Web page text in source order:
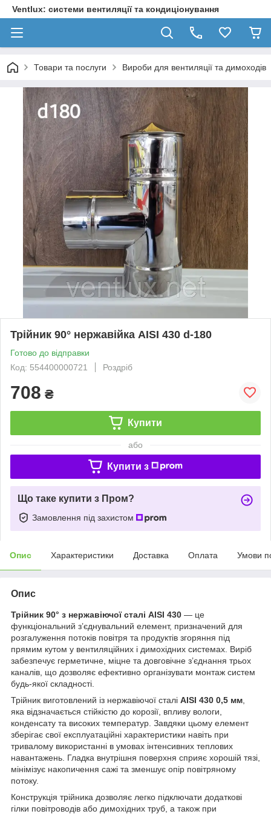
Ventlux: системи вентиляції та кондиціонування
Товари та послуги Вироби для вентиляції та димоходів
Трійник 90° нержавійка AISI 430 d-180
Готово до відправки
Код: 554400000721
Роздріб
708 ₴
Купити
або
Купити з
Що таке купити з Пром?
Замовлення під захистом
Опис Характеристики Доставка Оплата Умови
Опис
Трійник 90° з нержавіючої сталі AISI 430 — це
функціональний з’єднувальний елемент, призначений для
розгалуження потоків повітря та продуктів згоряння під
прямим кутом у вентиляційних і димохідних системах. Виріб
забезпечує герметичне, міцне та довговічне з’єднання трьох
каналів, що дозволяє ефективно організувати монтаж систем
будь-якої складності.
Трійник виготовлений із нержавіючої сталі AISI 430 0,5 мм
яка відзначається стійкістю до корозії, впливу вологи,
конденсату та високих температур. Завдяки цьому елемент
зберігає свої експлуатаційні характеристики навіть при
тривалому використанні в умовах інтенсивних теплових
навантажень. Гладка внутрішня поверхня сприяє хорошій тязі,
мінімізує накопичення сажі та зменшує опір повітряному
потоку.
Конструкція трійника дозволяє легко підключати додаткові
гілки повітроводів або димохідних труб, а також при